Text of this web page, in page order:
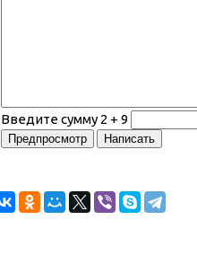
Введите сумму 2 + 9